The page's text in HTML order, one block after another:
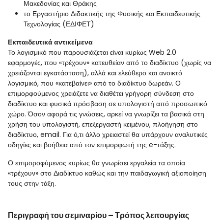
Μακεδονίας και Θράκης
το Εργαστήριο Διδακτικής της Φυσικής και Εκπαιδευτικής
Τεχνολογίας (ΕΔΙΦΕΤ)
Εκπαιδευτικά αντικείμενα
Το λογισμικό που παρουσιάζεται είναι κυρίως Web 2.0
εφαρμογές, που «τρέχουν» κατευθείαν από το διαδίκτυο (χωρίς να
χρειάζονται εγκατάσταση), αλλά και ελεύθερο και ανοικτό
λογισμικό, που «κατεβαίνει» από το διαδίκτυο δωρεάν. Ο
επιμορφούμενος χρειάζετε να διαθέτει γρήγορη σύνδεση στο
διαδίκτυο και φυσικά πρόσβαση σε υπολογιστή από προσωπικό
χώρο. Όσον αφορά τις γνώσεις, αρκεί να γνωρίζει τα βασικά στη
χρήση του υπολογιστή, επεξεργαστή κειμένου, πλοήγηση στο
διαδίκτυο, email. Για ό,τι άλλο χρειαστεί θα υπάρχουν αναλυτικές
οδηγίες και βοήθεια από τον επιμορφωτή της e-τάξης.
Ο επιμοροφύμενος κυρίως θα γνωρίσει εργαλεία τα οποία
«τρέχουν» στο Διαδίκτυο καθώς και την παιδαγωγική αξιοποίηση
τους στην τάξη.
Περιγραφή του σεμιναρίου – Τρόπος λειτουργίας